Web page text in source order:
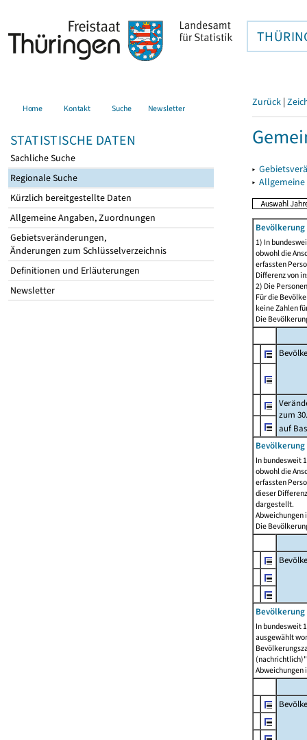
Home Kontakt Suche Newsletter
STATISTISCHE DATEN
Sachliche Suche
Regionale Suche
Kürzlich bereitgestellte Daten
Allgemeine Angaben, Zuordnungen
Gebietsveränderungen,
Änderungen zum Schlüsselverzeichnis
Definitionen und Erläuterungen
Newsletter
Zurück |
▸
▸
1) In
obwohl die
erfassten
Differenz von
2) Die
Für die
keine Zahlen
Die
zum
auf
Bevölkerung
In bundesweit
obwohl die
erfassten
dieser
dargestellt.
Abweichungen
Die
In bundesweit
ausgewählt
Abweichungen